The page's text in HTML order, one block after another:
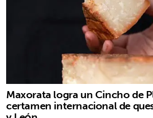
Maxorata logra un Cincho de
certamen internacional de